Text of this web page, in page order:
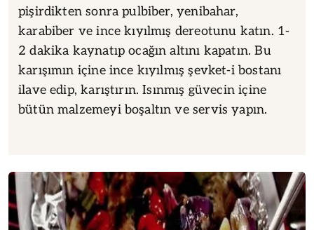
pişirdikten sonra pulbiber, yenibahar,
karabiber ve ince kıyılmış dereotunu katın. 1-
2 dakika kaynatıp ocağın altını kapatın. Bu
karışımın içine ince kıyılmış şevket-i bostanı
ilave edip, karıştırın. Isınmış güvecin içine
bütün malzemeyi boşaltın ve servis yapın.